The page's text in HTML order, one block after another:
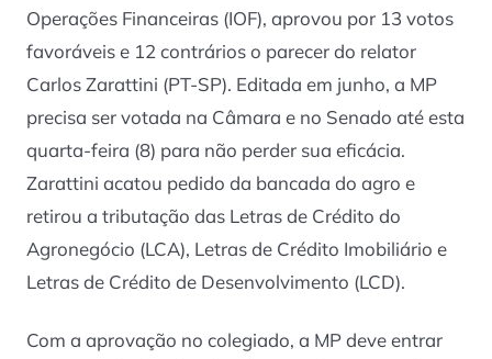
Operações Financeiras (IOF), aprovou por 13 votos
favoráveis e 12 contrários o parecer do relator
Carlos Zarattini (PT-SP). Editada em junho, a MP
precisa ser votada na Câmara e no Senado até esta
quarta-feira (8) para não perder sua eficácia.
Zarattini acatou pedido da bancada do agro e
retirou a tributação das Letras de Crédito do
Agronegócio (LCA), Letras de Crédito Imobiliário e
Letras de Crédito de Desenvolvimento (LCD).
Com a aprovação no colegiado, a MP deve entrar